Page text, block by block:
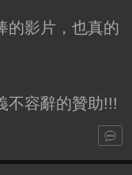
的影片，也真的
不容辭的贊助!!!